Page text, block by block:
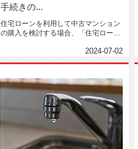
手続きの...
住宅ローンを利用して中古マンション
の購入を検討する場合、「住宅ローン
2024-07-02